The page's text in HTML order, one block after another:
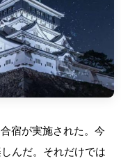
宿が実施された。今
んだ。それだけでは